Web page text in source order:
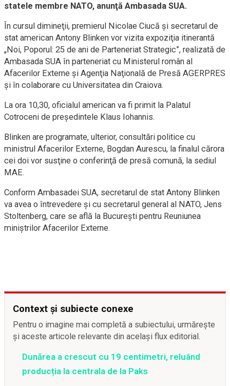
statele membre NATO, anunţă Ambasada SUA.
În cursul dimineţii, premierul Nicolae Ciucă şi secretarul de
stat american Antony Blinken vor vizita expoziţia itinerantă
„Noi, Poporul: 25 de ani de Parteneriat Strategic”, realizată de
Ambasada SUA în parteneriat cu Ministerul român al
Afacerilor Externe şi Agenţia Naţională de Presă AGERPRES
şi în colaborare cu Universitatea din Craiova.
La ora 10,30, oficialul american va fi primit la Palatul
Cotroceni de preşedintele Klaus Iohannis.
Blinken are programate, ulterior, consultări politice cu
ministrul Afacerilor Externe, Bogdan Aurescu, la finalul cărora
cei doi vor susţine o conferinţă de presă comună, la sediul
MAE.
Conform Ambasadei SUA, secretarul de stat Antony Blinken
va avea o întrevedere şi cu secretarul general al NATO, Jens
Stoltenberg, care se află la Bucureşti pentru Reuniunea
miniştrilor Afacerilor Externe.
Context și subiecte conexe
Pentru o imagine mai completă a subiectului, urmărește
și aceste articole relevante din același flux editorial.
Dunărea a crescut cu 19 centimetri, reluând
producția la centrala de la Paks